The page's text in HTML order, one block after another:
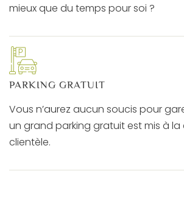
mieux que du temps pour soi ?
PARKING GRATUIT
Vous n’aurez aucun soucis pour
un grand parking gratuit est mis à
clientèle.